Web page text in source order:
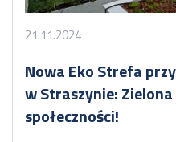
21.11.2024
Nowa Eko Strefa
w Straszynie:
społeczności!